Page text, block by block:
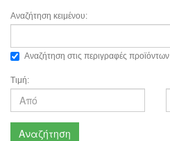
Αναζήτηση κειμένου:
Αναζήτηση στις περιγραφές προϊόντων
Τιμή:
Αναζήτηση